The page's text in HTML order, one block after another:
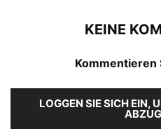
KEINE
Kommentieren
LOGGEN SIE SICH EIN,